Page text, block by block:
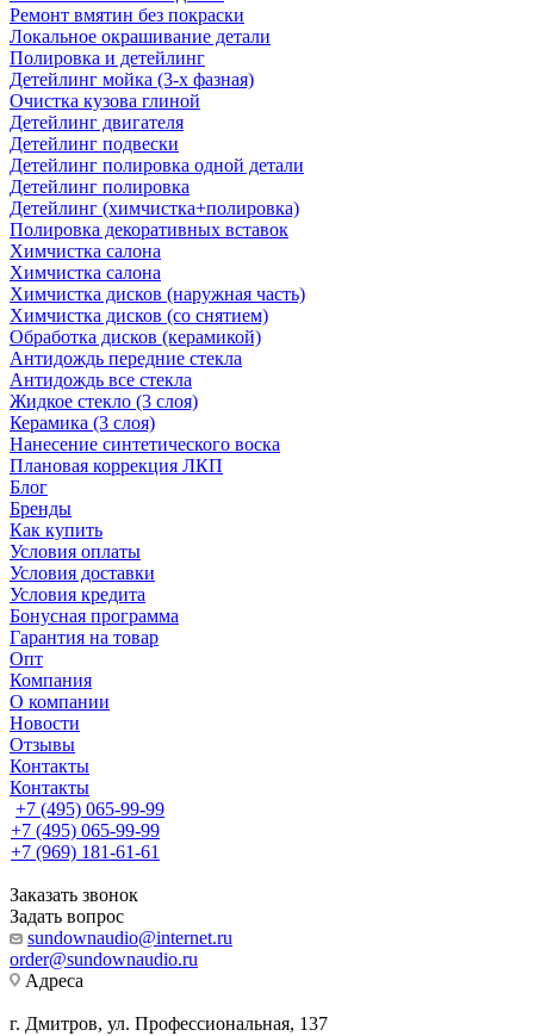
Ремонт вмятин без покраски
Локальное окрашивание детали
Полировка и детейлинг
Детейлинг мойка (3-х фазная)
Очистка кузова глиной
Детейлинг двигателя
Детейлинг подвески
Детейлинг полировка одной детали
Детейлинг полировка
Детейлинг (химчистка+полировка)
Полировка декоративных вставок
Химчистка салона
Химчистка салона
Химчистка дисков (наружная часть)
Химчистка дисков (со снятием)
Обработка дисков (керамикой)
Антидождь передние стекла
Антидождь все стекла
Жидкое стекло (3 слоя)
Керамика (3 слоя)
Нанесение синтетического воска
Плановая коррекция ЛКП
Блог
Бренды
Как купить
Условия оплаты
Условия доставки
Условия кредита
Бонусная программа
Гарантия на товар
Опт
Компания
О компании
Новости
Отзывы
Контакты
Контакты
+7 (495) 065-99-99
+7 (495) 065-99-99
+7 (969) 181-61-61
Заказать звонок
Задать вопрос
sundownaudio@internet.ru
order@sundownaudio.ru
Адреса
г. Дмитров, ул. Профессиональная, 137